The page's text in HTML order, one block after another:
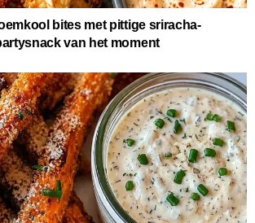
bites met pittige sriracha-
van het moment